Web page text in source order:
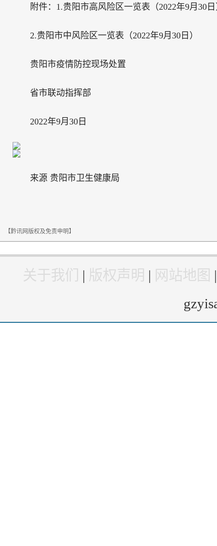
附件：1.贵阳市高风险区一览表（2022年9月30
2.贵阳市中风险区一览表（2022年9月30日）
贵阳市疫情防控现场处置
省市联动指挥部
2022年9月30日
来源 贵阳市卫生健康局
【黔讯网版权及免责申明】
关于我们 | 版权声明 | 网站地图